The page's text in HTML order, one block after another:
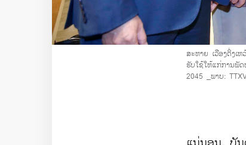
ສະຫາຍ ເວືອງດິ່ງເ
ຮັບໃຊ້ໃຫ້ແກ່ການພັ
2045
_ພາບ: